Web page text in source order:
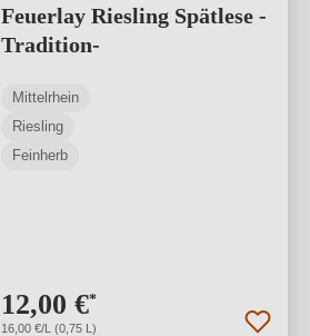
Feuerlay Riesling Spätlese -
Tradition-
Mittelrhein
Riesling
Feinherb
12,00 €*
16,00 €/L (0,75 L)